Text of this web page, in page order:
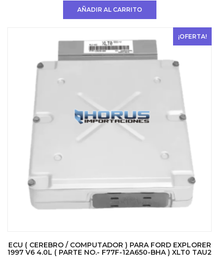
AÑADIR AL CARRITO
¡OFERTA!
ECU ( CEREBRO / COMPUTADOR ) PARA FORD EXPLORER
1997 V6 4.0L ( PARTE NO.- F77F-12A650-BHA ) XLT0 TAU2